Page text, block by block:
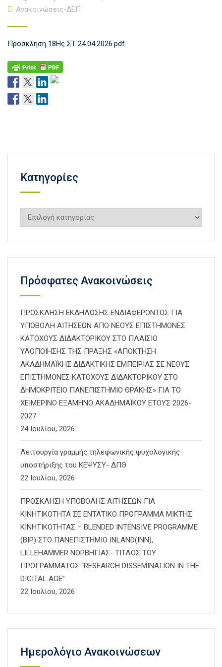
Ανακοινώσεις-ΔΕΠ
Πρόσκληση 18Ης ΣΤ 24.04.2026.pdf
Kατηγορίες
Kατηγορίες
Πρόσφατες Ανακοινώσεις
ΠΡΟΣΚΛΗΣΗ ΕΚΔΗΛΩΣΗΣ ΕΝΔΙΑΦΕΡΟΝΤΟΣ ΓΙΑ
ΥΠΟΒΟΛΗ ΑΙΤΗΣΕΩΝ ΑΠΟ ΝΕΟΥΣ ΕΠΙΣΤΗΜΟΝΕΣ
ΚΑΤΟΧΟΥΣ ΔΙΔΑΚΤΟΡΙΚΟΥ ΣΤΟ ΠΛΑΙΣΙΟ
ΥΛΟΠΟΙΗΣΗΣ ΤΗΣ ΠΡΑΞΗΣ «ΑΠΟΚΤΗΣΗ
ΑΚΑΔΗΜΑΪΚΗΣ ΔΙΔΑΚΤΙΚΗΣ ΕΜΠΕΙΡΙΑΣ ΣΕ ΝΕΟΥΣ
ΕΠΙΣΤΗΜΟΝΕΣ ΚΑΤΟΧΟΥΣ ΔΙΔΑΚΤΟΡΙΚΟΥ ΣΤΟ
ΔΗΜΟΚΡΙΤΕΙΟ ΠΑΝΕΠΙΣΤΗΜΙΟ ΘΡΑΚΗΣ» ΓΙΑ ΤΟ
ΧΕΙΜΕΡΙΝΟ ΕΞΑΜΗΝΟ ΑΚΑΔΗΜΑΪΚΟΥ ΕΤΟΥΣ 2026-
2027
24 Ιουλίου, 2026
Λειτουργία γραμμής τηλεφωνικής ψυχολογικής
υποστήριξης του ΚΕΨΥΣΥ- ΔΠΘ
22 Ιουλίου, 2026
ΠΡΟΣΚΛΗΣΗ ΥΠΟΒΟΛΗΣ ΑΙΤΗΣΕΩΝ ΓΙΑ
ΚΙΝΗΤΙΚΟΤΗΤΑ ΣΕ ΕΝΤΑΤΙΚΟ ΠΡΟΓΡΑΜΜΑ ΜΙΚΤΗΣ
ΚΙΝΗΤΙΚΟΤΗΤΑΣ – BLENDED INTENSIVE PROGRAMME
(BIP) ΣΤΟ ΠΑΝΕΠΙΣΤΗΜΙΟ INLAND(INN),
LILLEHAMMER ΝΟΡΒΗΓΙΑΣ- ΤΙΤΛΟΣ ΤΟΥ
ΠΡΟΓΡΑΜΜΑΤΟΣ “RESEARCH DISSEMINATION IN THE
DIGITAL AGE”
22 Ιουλίου, 2026
Ημερολόγιο Ανακοινώσεων